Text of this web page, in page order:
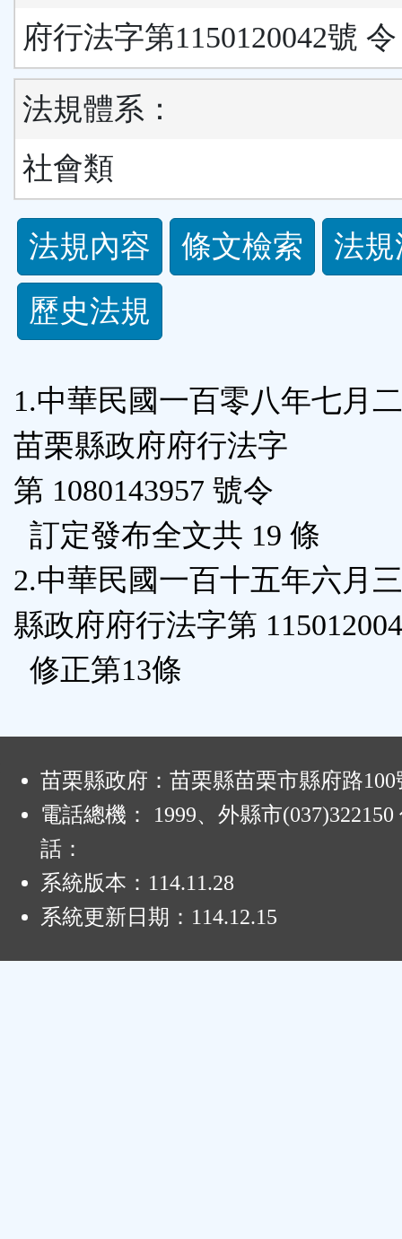
府行法字第1150120042號 令
法規體系：
社會類
法
規
功
按
鈕
區
法規內容 條文檢索
法
歷史法規
1.中華民國一百零八年七月
苗栗縣政府府行法字
第 1080143957 號令
訂定發布全文共 19 條
2.中華民國一百十五年六月
縣政府府行法字第
修正第13條
苗栗縣政府：苗栗縣苗栗市縣府路100
電話總機： 1999、外縣市(037)322150
話：
系統版本： 114.11.28
系統更新日期： 114.12.15